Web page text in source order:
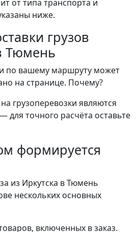
от типа транспорта и
ниже.
грузов
Тюмень
по вашему маршруту может
на странице. Почему?
грузоперевозки являются
точного расчёта оставьте
формируется
из Иркутска в Тюмень
нескольких основных
включенных в заказ.